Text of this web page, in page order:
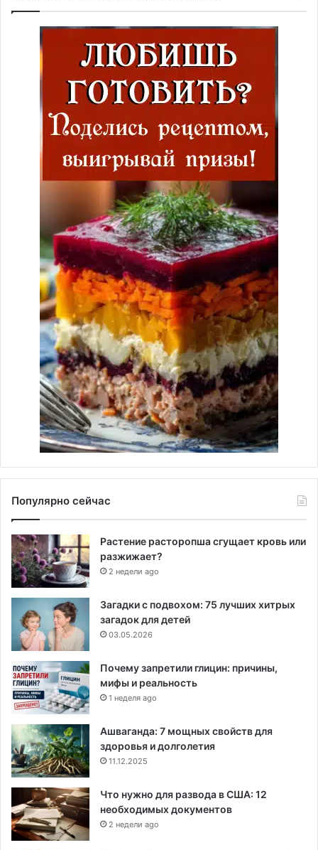
Популярно сейчас
Растение расторопша сгущает кровь или
разжижает?
2 недели ago
Загадки с подвохом: 75 лучших хитрых
загадок для детей
03.05.2026
Почему запретили глицин: причины,
мифы и реальность
1 неделя ago
Ашваганда: 7 мощных свойств для
здоровья и долголетия
11.12.2025
Что нужно для развода в США: 12
необходимых документов
2 недели ago